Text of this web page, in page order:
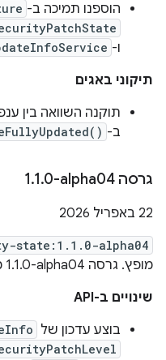
הוספנו תמיכה ב-
ו-
תיקוני באגים
תוקנה השוואה בין
ב-
גרסה ‎1 .1.0-alpha04
‫22 באפריל 2026
state:1.1.0-alpha04
מופץ. גרסה ‎1.1.0-alpha04 מכילה את
שינויים ב-API
בוצע עדכון של